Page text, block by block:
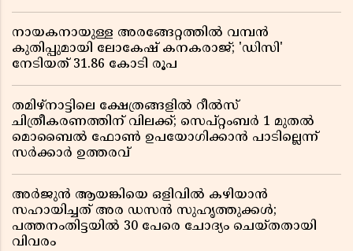
നായകനായുള്ള അരങ്ങേറ്റത്തിൽ വമ്പൻ
കുതിപ്പുമായി ലോകേഷ് കനകരാജ്; 'ഡിസി'
നേടിയത് 31.86 കോടി രൂപ
തമിഴ്‌നാട്ടിലെ ക്ഷേത്രങ്ങളിൽ റീൽസ്
ചിത്രീകരണത്തിന് വിലക്ക്; സെപ്റ്റംബർ 1 മുതൽ
മൊബൈൽ ഫോൺ ഉപയോഗിക്കാൻ പാടില്ലെന്ന്
സർക്കാർ ഉത്തരവ്
അർജുൻ ആയങ്കിയെ ഒളിവിൽ കഴിയാൻ
സഹായിച്ചത് അര ഡസൻ സുഹൃത്തുക്കൾ;
പത്തനംതിട്ടയിൽ 30 പേരെ ചോദ്യം ചെയ്തതായി
വിവരം ​​​​​​​